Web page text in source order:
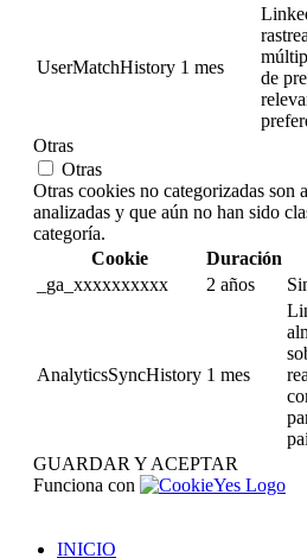
UserMatchHistory 1 mes
de
Otras
Otras
Otras cookies no categorizadas son
analizadas y que aún no han sido
categoría.
Cookie
Duración
_ga_xxxxxxxxxx
2 años
AnalyticsSyncHistory 1 mes
GUARDAR Y ACEPTAR
Funciona con
INICIO